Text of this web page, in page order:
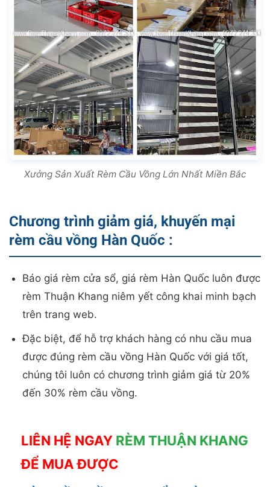
Xưởng Sản Xuất Rèm Cầu Vồng Lớn Nhất Miền Bắc
Chương trình giảm giá, khuyến mại
rèm cầu vồng Hàn Quốc :
Báo giá rèm cửa sổ, giá rèm Hàn Quốc luôn được
rèm Thuận Khang niêm yết công khai minh bạch
trên trang web.
Đặc biệt, để hỗ trợ khách hàng có nhu cầu mua
được đúng rèm cầu vồng Hàn Quốc với giá tốt,
chúng tôi luôn có chương trình giảm giá từ 20%
đến 30% rèm cầu vồng.
LIÊN HỆ NGAY RÈM THUẬN KHANG
ĐỂ MUA ĐƯỢC